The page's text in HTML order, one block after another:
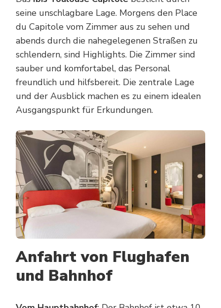
seine unschlagbare Lage. Morgens den Place
du Capitole vom Zimmer aus zu sehen und
abends durch die nahegelegenen Straßen zu
schlendern, sind Highlights. Die Zimmer sind
sauber und komfortabel, das Personal
freundlich und hilfsbereit. Die zentrale Lage
und der Ausblick machen es zu einem idealen
Ausgangspunkt für Erkundungen.
Anfahrt von Flughafen
und Bahnhof